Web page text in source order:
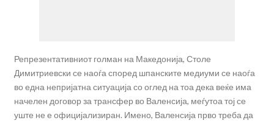
Репрезентативниот голман на Македонија, Столе
Димитриевски се наоѓа според шпанските медиуми се наоѓа
во една непријатна ситуација со оглед на тоа дека веќе има
начелен договор за трансфер во Валенсија, меѓутоа тој се
уште не е официјализиран. Имено, Валенсија прво треба да